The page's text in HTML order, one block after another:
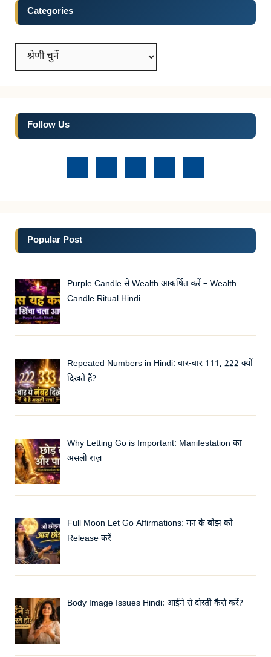
Categories
Categories
Follow Us
Popular Post
Purple Candle से Wealth आकर्षित करें – Wealth
Candle Ritual Hindi
Repeated Numbers in Hindi: बार-बार 111, 222 क्यों
दिखते हैं?
Why Letting Go is Important: Manifestation का
असली राज़
Full Moon Let Go Affirmations: मन के बोझ को
Release करें
Body Image Issues Hindi: आईने से दोस्ती कैसे करें?